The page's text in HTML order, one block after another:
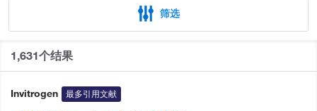
筛选
1,631个结果
Invitrogen 最多引用文献